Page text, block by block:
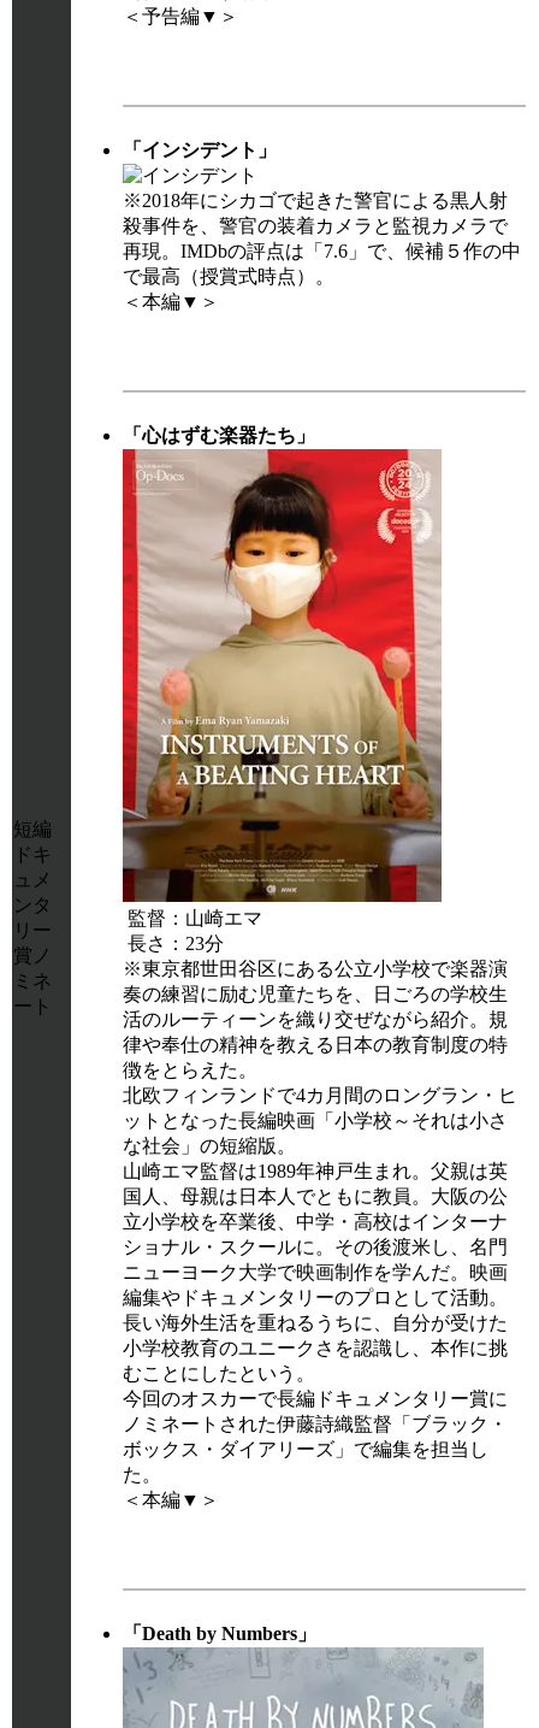
短編
ドキ
ュメ
ンタ
リー
賞ノ
ミネ
ート
＜予告編▼＞
「インシデント」
※2018年にシカゴで起きた警官による黒人射
殺事件を、警官の装着カメラと監視カメラで
再現。IMDbの評点は「7.6」で、候補５作の中
で最高（授賞式時点）。
＜本編▼＞
「心はずむ楽器たち」
監督：山崎エマ
長さ：23分
※東京都世田谷区にある公立小学校で楽器演
奏の練習に励む児童たちを、日ごろの学校生
活のルーティーンを織り交ぜながら紹介。規
律や奉仕の精神を教える日本の教育制度の特
徴をとらえた。
北欧フィンランドで4カ月間のロングラン・ヒ
ットとなった長編映画「小学校～それは小さ
な社会」の短縮版。
山崎エマ監督は1989年神戸生まれ。父親は英
国人、母親は日本人でともに教員。大阪の公
立小学校を卒業後、中学・高校はインターナ
ショナル・スクールに。その後渡米し、名門
ニューヨーク大学で映画制作を学んだ。映画
編集やドキュメンタリーのプロとして活動。
長い海外生活を重ねるうちに、自分が受けた
小学校教育のユニークさを認識し、本作に挑
むことにしたという。
今回のオスカーで長編ドキュメンタリー賞に
ノミネートされた伊藤詩織監督「ブラック・
ボックス・ダイアリーズ」で編集を担当し
た。
＜本編▼＞
「Death by Numbers」